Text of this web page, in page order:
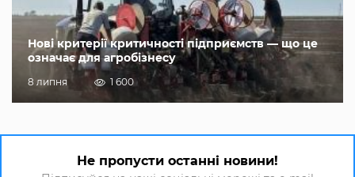
Нові критерії критичності підприємств — що це
означає для агробізнесу
8 липня 1 600
Не пропусти останні новини!